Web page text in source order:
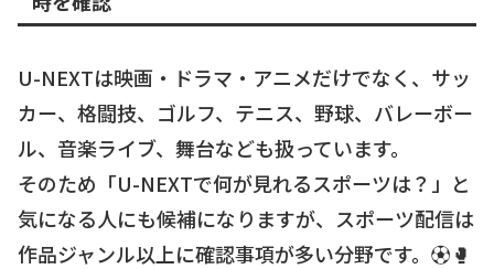
U-NEXTは映画・ドラマ・アニメだけでなく、サッ
カー、格闘技、ゴルフ、テニス、野球、バレーボー
ル、音楽ライブ、舞台なども扱っています。
そのため「U-NEXTで何が見れるスポーツは？」と
気になる人にも候補になりますが、スポーツ配信は
作品ジャンル以上に確認事項が多い分野です。⚽🥊